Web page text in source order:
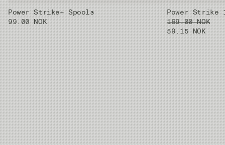
Power Strike+ Spools
99.00 NOK
Power Strike
169.00 NOK
59.15 NOK